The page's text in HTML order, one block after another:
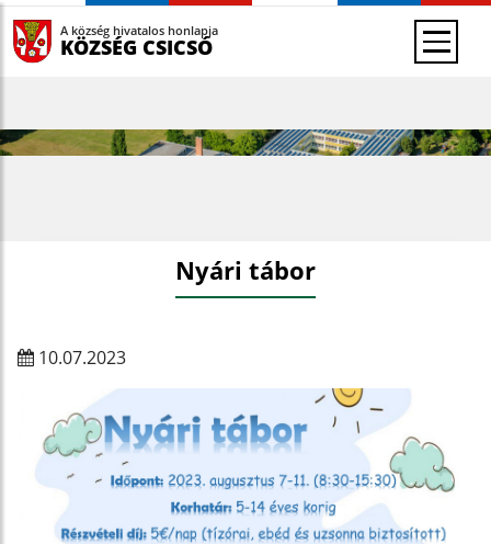
A község hivatalos honlapja
KÖZSÉG CSICSÓ
Nyári tábor
10.07.2023